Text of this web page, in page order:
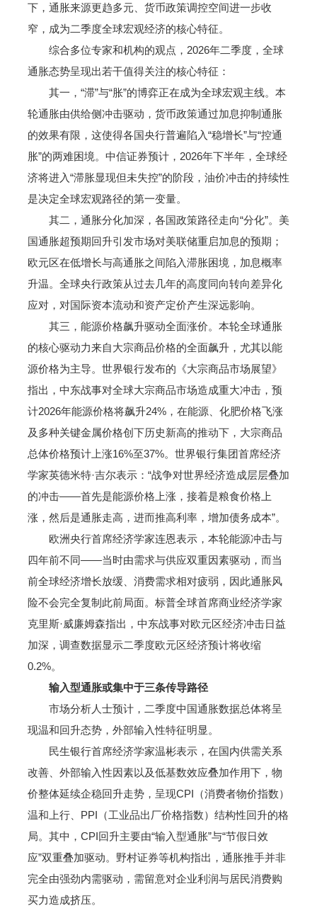
下，通胀来源更趋多元、货币政策调控空间进一步收
窄，成为二季度全球宏观经济的核心特征。
综合多位专家和机构的观点，2026年二季度，全球
通胀态势呈现出若干值得关注的核心特征：
其一，“滞”与“胀”的博弈正在成为全球宏观主线。本
轮通胀由供给侧冲击驱动，货币政策通过加息抑制通胀
的效果有限，这使得各国央行普遍陷入“稳增长”与“控通
胀”的两难困境。中信证券预计，2026年下半年，全球经
济将进入“滞胀显现但未失控”的阶段，油价冲击的持续性
是决定全球宏观路径的第一变量。
其二，通胀分化加深，各国政策路径走向“分化”。美
国通胀超预期回升引发市场对美联储重启加息的预期；
欧元区在低增长与高通胀之间陷入滞胀困境，加息概率
升温。全球央行政策从过去几年的高度同向转向差异化
应对，对国际资本流动和资产定价产生深远影响。
其三，能源价格飙升驱动全面涨价。本轮全球通胀
的核心驱动力来自大宗商品价格的全面飙升，尤其以能
源价格为主导。世界银行发布的《大宗商品市场展望》
指出，中东战事对全球大宗商品市场造成重大冲击，预
计2026年能源价格将飙升24%，在能源、化肥价格飞涨
及多种关键金属价格创下历史新高的推动下，大宗商品
总体价格预计上涨16%至37%。世界银行集团首席经济
学家英德米特·吉尔表示：“战争对世界经济造成层层叠加
的冲击——首先是能源价格上涨，接着是粮食价格上
涨，然后是通胀走高，进而推高利率，增加债务成本”。
欧洲央行首席经济学家连恩表示，本轮能源冲击与
四年前不同——当时由需求与供应双重因素驱动，而当
前全球经济增长放缓、消费需求相对疲弱，因此通胀风
险不会完全复制此前局面。标普全球首席商业经济学家
克里斯·威廉姆森指出，中东战事对欧元区经济冲击日益
加深，调查数据显示二季度欧元区经济预计将收缩
0.2%。
输入型通胀或集中于三条传导路径
市场分析人士预计，二季度中国通胀数据总体将呈
现温和回升态势，外部输入性特征明显。
民生银行首席经济学家温彬表示，在国内供需关系
改善、外部输入性因素以及低基数效应叠加作用下，物
价整体延续企稳回升走势，呈现CPI（消费者物价指数）
温和上行、PPI（工业品出厂价格指数）结构性回升的格
局。其中，CPI回升主要由“输入型通胀”与“节假日效
应”双重叠加驱动。野村证券等机构指出，通胀推手并非
完全由强劲内需驱动，需留意对企业利润与居民消费购
买力造成挤压。